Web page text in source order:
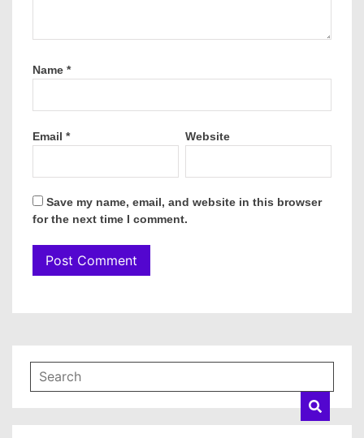
Name *
Email * Website
Save my name, email, and website in this browser
for the next time I comment.